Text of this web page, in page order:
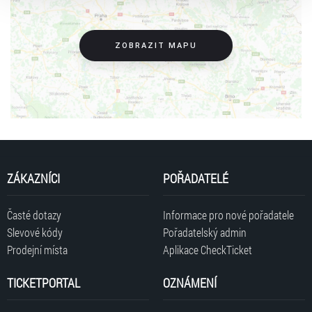
„Cookies a jejich nastavení“.
ZOBRAZIT MAPU
ZÁKAZNÍCI
Časté dotazy
Slevové kódy
Prodejní místa
POŘADATELÉ
Informace pro nové pořadatele
Pořadatelský admin
Aplikace CheckTicket
TICKETPORTAL OZNÁMENÍ